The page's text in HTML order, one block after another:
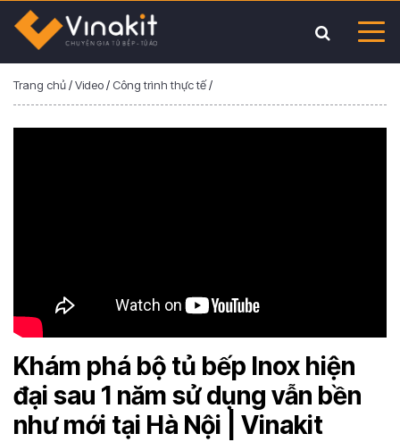
Trang chủ/Video/ Công trình thực tế/
Khám phá bộ tủ bếp Inox hiện
đại sau 1 năm sử dụng vẫn bền
như mới tại Hà Nội | Vinakit